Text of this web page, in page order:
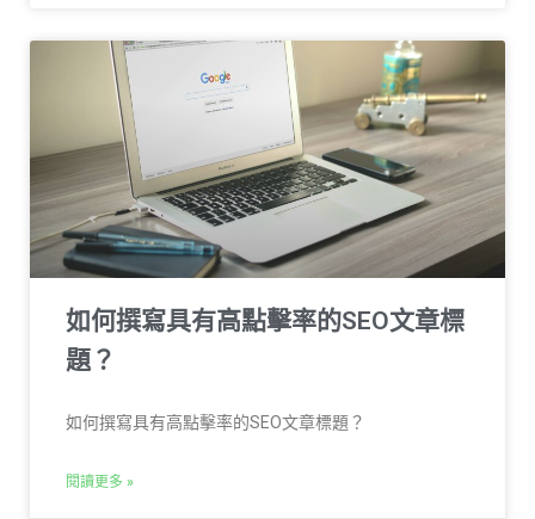
如何撰寫具有高點擊率的SEO文章標
題？
如何撰寫具有高點擊率的SEO文章標題？
閱讀更多 »